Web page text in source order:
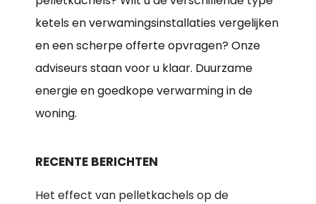
ketels en verwamingsinstallaties vergelijken
en een scherpe offerte opvragen? Onze
adviseurs staan voor u klaar. Duurzame
energie en goedkope verwarming in de
woning.
RECENTE BERICHTEN
Het effect van pelletkachels op de